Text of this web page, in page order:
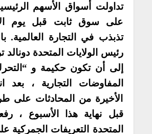
تداولت أسواق الأسهم
على سوق ثابت قبل يوم
تذبذب في التجارة العالمية.
رئيس الولايات المتحدة
إلى أن تكون حكيمة و
المفاوضات التجارية ، بعد
الأخيرة من المحادثات على
قبل نهاية هذا الأسبوع ،